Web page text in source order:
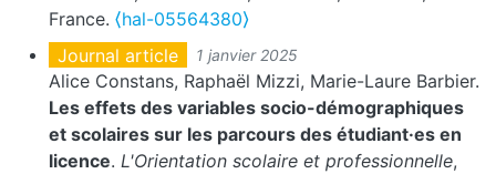
France. ⟨hal-05564380⟩
Journal article
1 janvier 2025
Alice Constans, Raphaël Mizzi, Marie-Laure Barbier.
Les effets des variables socio-démographiques
et scolaires sur les parcours des étudiant·es en
licence. L'Orientation scolaire et professionnelle,